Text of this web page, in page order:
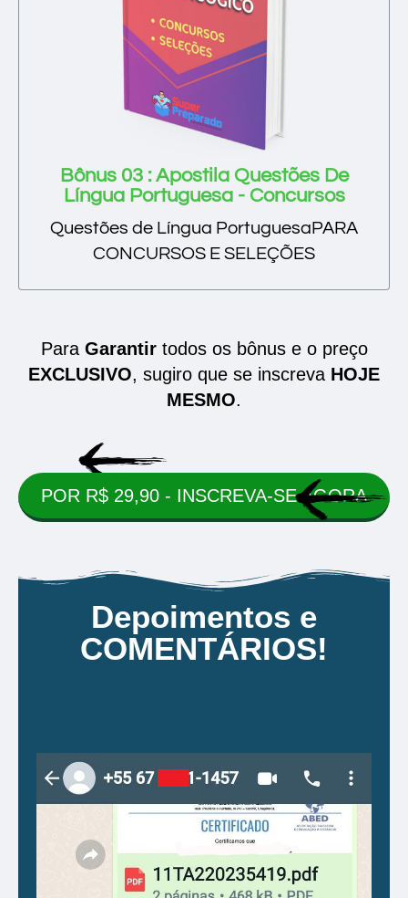
Bônus 03 : Apostila Questões De
Língua Portuguesa - Concursos
Questões de Língua PortuguesaPARA
CONCURSOS E SELEÇÕES
Para Garantirtodos os bônus e o preço
EXCLUSIVO, sugiro que se inscreva HOJE
MESMO.
POR R$ 29,90 - INSCREVA-SE AGORA
Depoimentos e
COMENTÁRIOS!